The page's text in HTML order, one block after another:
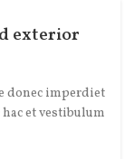
exterior
donec imperdiet
et vestibulum